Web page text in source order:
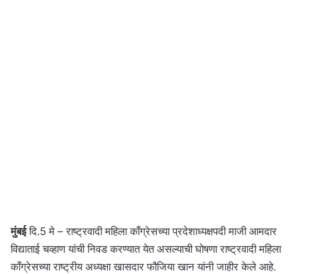
मुंबईदि.5 मे – राष्ट्रवादी महिला काँग्रेसच्या प्रदेशाध्यक्षपदी माजी आमदार
विद्याताई चव्हाण यांची निवड करण्यात येत असल्याची घोषणा राष्ट्रवादी महिला
काँग्रेसच्या राष्ट्रीय अध्यक्षा खासदार फौजिया खान यांनी जाहीर केले आहे.